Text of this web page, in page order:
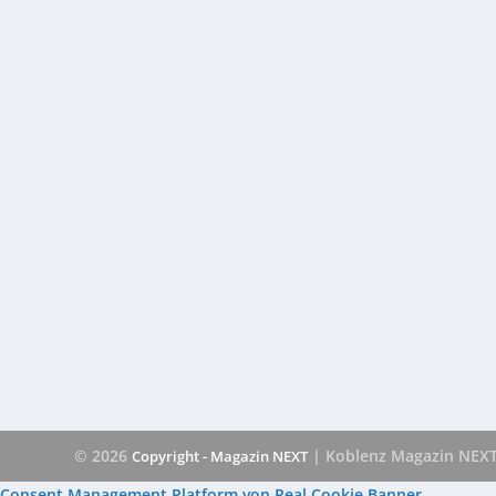
© 2026 Copyright - Magazin NEXT | Koblenz Magazin